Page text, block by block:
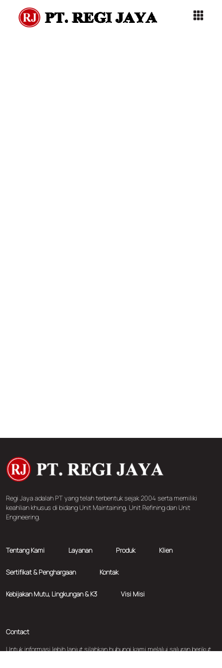
Regi Jaya adalah PT yang telah terbentuk sejak 2004 serta memiliki
keahlian khusus di bidang Unit Maintaining, Unit Refining dan Unit
Engineering.
Tentang Kami Layanan Produk Klien
Sertifikat & Penghargaan Kontak
Kebijakan Mutu, Lingkungan & K3 Visi Misi
Contact
Untuk informasi lebih lanjut silahkan hubungi kami melalui saluran berikut